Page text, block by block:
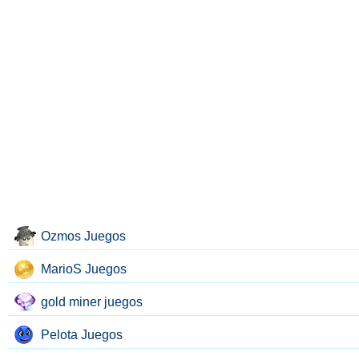
Ozmos Juegos
MarioS Juegos
gold miner juegos
Pelota Juegos